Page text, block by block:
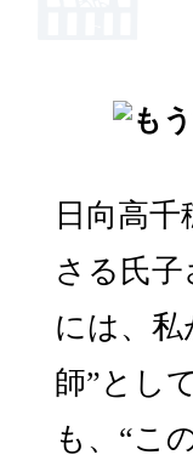
日向高
さる氏
には、私
師”とし
も、“こ